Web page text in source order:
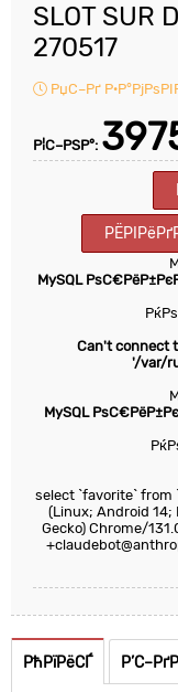
SLOT SUR
270517
РџС–Рґ
Р¦С–РЅР°:
MySQL
Can't connect
'/var/
MySQL
select `favorite` from
(Linux; Android 14;
Gecko) Chrome/
РћРїРёСЃ